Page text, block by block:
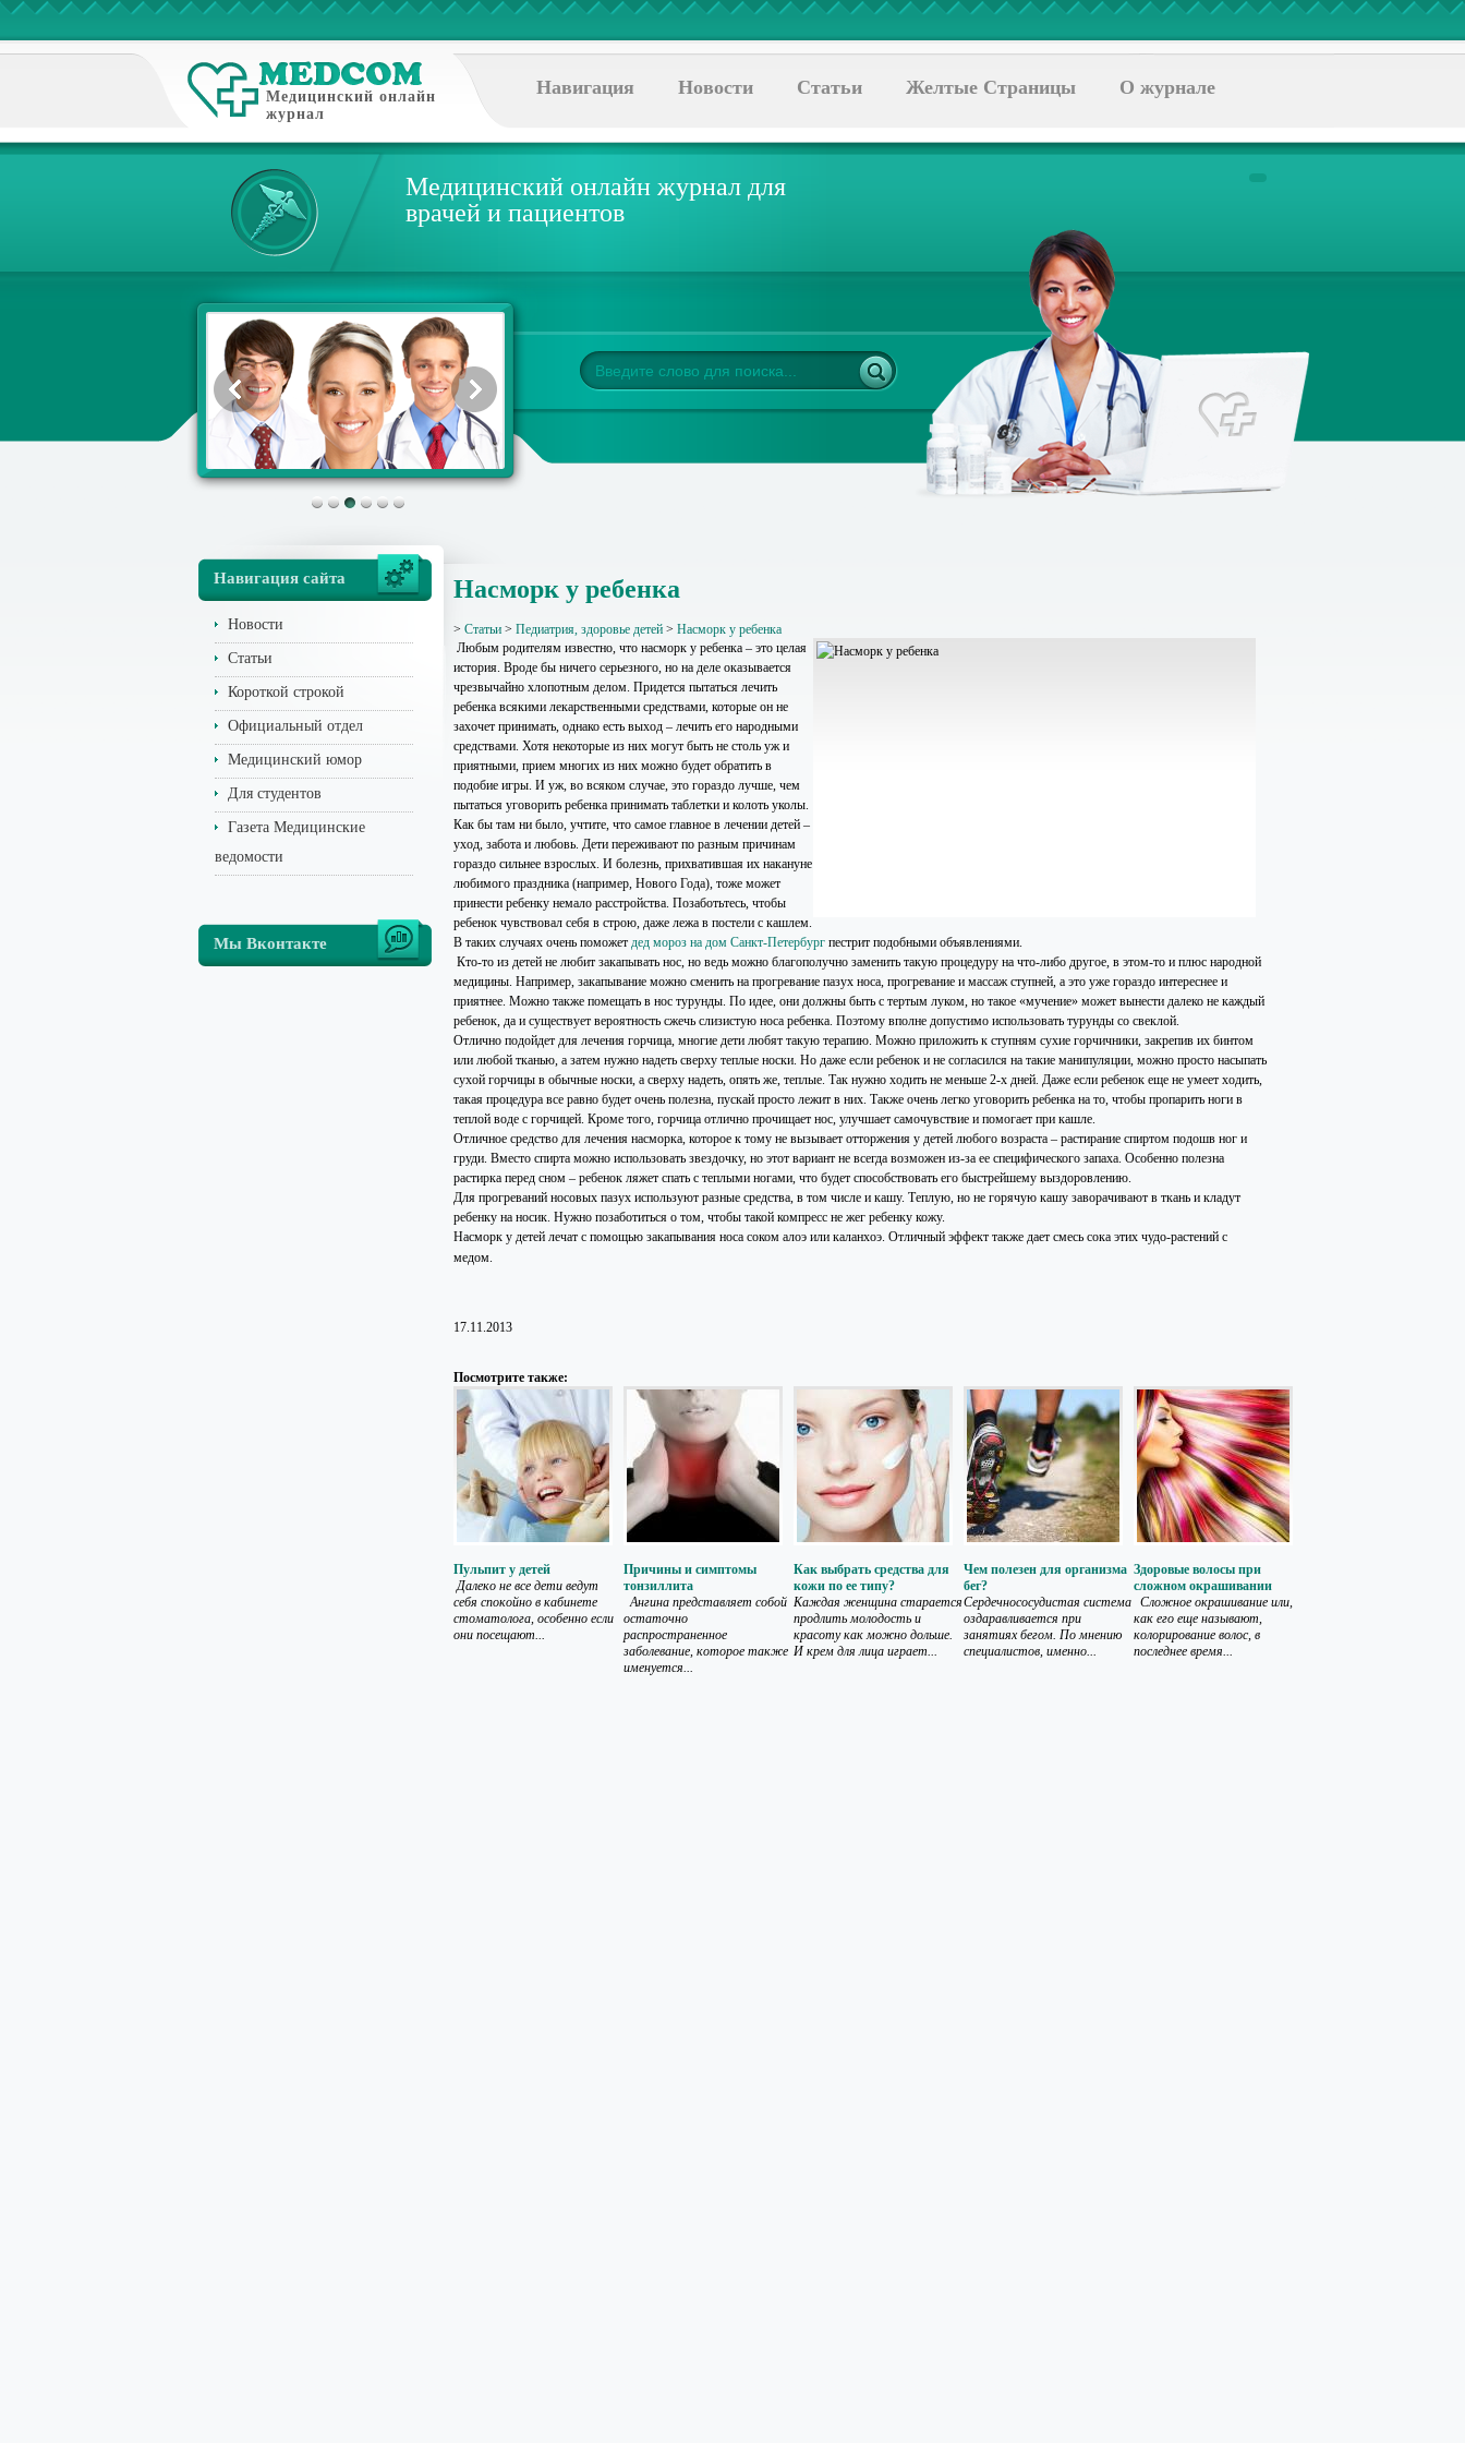
Медицинский онлайн
журнал
Навигация Новости Статьи Желтые Страницы О журнале
Медицинский онлайн журнал для
врачей и пациентов
Навигация сайта
Новости
Статьи
Короткой строкой
Официальный отдел
Медицинский юмор
Для студентов
Газета Медицинские
ведомости
Мы Вконтакте
Насморк у ребенка
> Статьи > Педиатрия, здоровье детей > Насморк у ребенка
Любым родителям известно, что насморк у ребенка – это целая
история. Вроде бы ничего серьезного, но на деле оказывается
чрезвычайно хлопотным делом. Придется пытаться лечить
ребенка всякими лекарственными средствами, которые он не
захочет принимать, однако есть выход – лечить его народными
средствами. Хотя некоторые из них могут быть не столь уж и
приятными, прием многих из них можно будет обратить в
подобие игры. И уж, во всяком случае, это гораздо лучше, чем
пытаться уговорить ребенка принимать таблетки и колоть уколы.
Как бы там ни было, учтите, что самое главное в лечении детей –
уход, забота и любовь. Дети переживают по разным причинам
гораздо сильнее взрослых. И болезнь, прихватившая их накануне
любимого праздника (например, Нового Года), тоже может
принести ребенку немало расстройства. Позаботьтесь, чтобы
ребенок чувствовал себя в строю, даже лежа в постели с кашлем.
В таких случаях очень поможет дед мороз на дом Санкт-Петербург пестрит подобными объявлениями.
Кто-то из детей не любит закапывать нос, но ведь можно благополучно заменить такую процедуру на что-либо другое, в этом-то и плюс народной
медицины. Например, закапывание можно сменить на прогревание пазух носа, прогревание и массаж ступней, а это уже гораздо интереснее и
приятнее. Можно также помещать в нос турунды. По идее, они должны быть с тертым луком, но такое «мучение» может вынести далеко не каждый
ребенок, да и существует вероятность сжечь слизистую носа ребенка. Поэтому вполне допустимо использовать турунды со свеклой.
Отлично подойдет для лечения горчица, многие дети любят такую терапию. Можно приложить к ступням сухие горчичники, закрепив их бинтом
или любой тканью, а затем нужно надеть сверху теплые носки. Но даже если ребенок и не согласился на такие манипуляции, можно просто насыпать
сухой горчицы в обычные носки, а сверху надеть, опять же, теплые. Так нужно ходить не меньше 2-х дней. Даже если ребенок еще не умеет ходить,
такая процедура все равно будет очень полезна, пускай просто лежит в них. Также очень легко уговорить ребенка на то, чтобы пропарить ноги в
теплой воде с горчицей. Кроме того, горчица отлично прочищает нос, улучшает самочувствие и помогает при кашле.
Отличное средство для лечения насморка, которое к тому не вызывает отторжения у детей любого возраста – растирание спиртом подошв ног и
груди. Вместо спирта можно использовать звездочку, но этот вариант не всегда возможен из-за ее специфического запаха. Особенно полезна
растирка перед сном – ребенок ляжет спать с теплыми ногами, что будет способствовать его быстрейшему выздоровлению.
Для прогреваний носовых пазух используют разные средства, в том числе и кашу. Теплую, но не горячую кашу заворачивают в ткань и кладут
ребенку на носик. Нужно позаботиться о том, чтобы такой компресс не жег ребенку кожу.
Насморк у детей лечат с помощью закапывания носа соком алоэ или каланхоэ. Отличный эффект также дает смесь сока этих чудо-растений с
медом.
17.11.2013
Посмотрите также:
Пульпит у детей
Далеко не все дети ведут
себя спокойно в кабинете
стоматолога, особенно если
они посещают...
Причины и симптомы
тонзиллита
Ангина представляет собой
остаточно
распространенное
заболевание, которое также
именуется...
Как выбрать средства для
кожи по ее типу?
Каждая женщина старается
продлить молодость и
красоту как можно дольше.
И крем для лица играет...
Чем полезен для организма
бег?
Сердечнососудистая система
оздаравливается при
занятиях бегом. По мнению
специалистов, именно...
Здоровые волосы при
сложном окрашивании
Сложное окрашивание или,
как его еще называют,
колорирование волос, в
последнее время...